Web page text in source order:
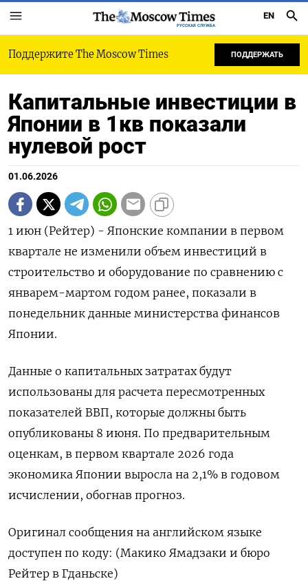
РУССКАЯ СЛУЖБА
EN
Поддержите The Moscow Times ПОДДЕРЖАТЬ
Капитальные инвестиции в
Японии в 1кв показали
нулевой рост
01.06.2026
1 июн (Рейтер) - Японские компании в первом
квартале ‌не изменили объем инвестиций в
строительство ​и ​оборудование по сравнению ​с
январем-мартом ⁠годом ‌ранее, показали ‌в
понедельник данные министерства финансов ​
Японии.
Данные о ‌капитальных затратах ​будут
использованы для ‌расчета пересмотренных
показателей ВВП, которые должны быть ​
опубликованы 8 ​июня. ‌По предварительным
оценкам, ​в первом квартале 2026 года
экономика Японии выросла на 2,1% в годовом ​
исчислении, ⁠обогнав прогноз.
Оригинал сообщения на английском ‌языке
доступен по ‌коду: (Макико Ямадзаки и ​бюро
Рейтер ‌в Гданьске)